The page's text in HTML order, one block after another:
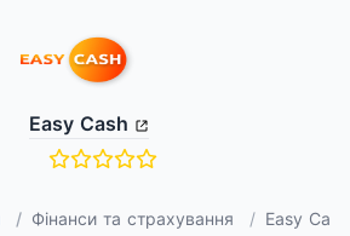
Easy Cash
/ Фінанси та страхування / Easy Cash